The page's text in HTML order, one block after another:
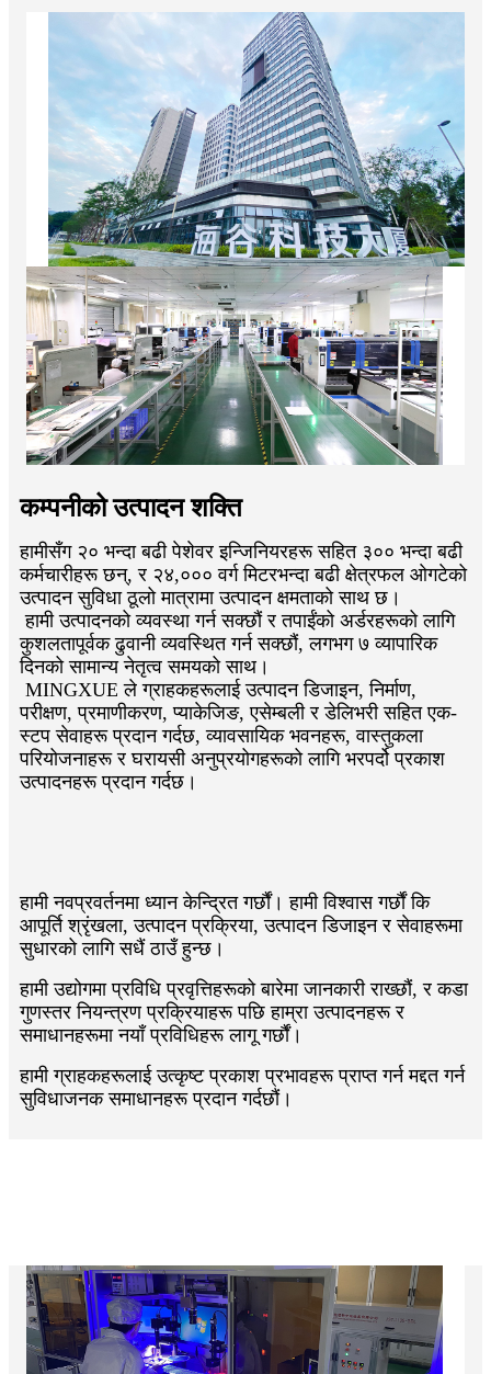
कम्पनीको उत्पादन शक्ति
हामीसँग २० भन्दा बढी पेशेवर इन्जिनियरहरू सहित ३०० भन्दा बढी
कर्मचारीहरू छन्, र २४,००० वर्ग मिटरभन्दा बढी क्षेत्रफल ओगटेको
उत्पादन सुविधा ठूलो मात्रामा उत्पादन क्षमताको साथ छ।
हामी उत्पादनको व्यवस्था गर्न सक्छौं र तपाईंको अर्डरहरूको लागि
कुशलतापूर्वक ढुवानी व्यवस्थित गर्न सक्छौं, लगभग ७ व्यापारिक
दिनको सामान्य नेतृत्व समयको साथ।
MINGXUE ले ग्राहकहरूलाई उत्पादन डिजाइन, निर्माण,
परीक्षण, प्रमाणीकरण, प्याकेजिङ, एसेम्बली र डेलिभरी सहित एक-
स्टप सेवाहरू प्रदान गर्दछ, व्यावसायिक भवनहरू, वास्तुकला
परियोजनाहरू र घरायसी अनुप्रयोगहरूको लागि भरपर्दो प्रकाश
उत्पादनहरू प्रदान गर्दछ।
हामी नवप्रवर्तनमा ध्यान केन्द्रित गर्छौं। हामी विश्वास गर्छौं कि
आपूर्ति श्रृंखला, उत्पादन प्रक्रिया, उत्पादन डिजाइन र सेवाहरूमा
सुधारको लागि सधैं ठाउँ हुन्छ।
हामी उद्योगमा प्रविधि प्रवृत्तिहरूको बारेमा जानकारी राख्छौं, र कडा
गुणस्तर नियन्त्रण प्रक्रियाहरू पछि हाम्रा उत्पादनहरू र
समाधानहरूमा नयाँ प्रविधिहरू लागू गर्छौं।
हामी ग्राहकहरूलाई उत्कृष्ट प्रकाश प्रभावहरू प्राप्त गर्न मद्दत गर्न
सुविधाजनक समाधानहरू प्रदान गर्दछौं।